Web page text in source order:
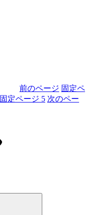
前のページ 固定ペ
固定ページ 5 次のペー